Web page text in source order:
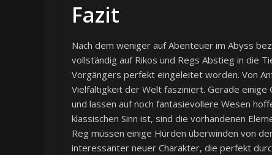
Fazit
Nach dem weniger auf Abenteuer im Abyss
vollständig auf Rikos und Regs Abstieg in die
Vorgängers perfekt eingeleitet worden. Von
Vielfältigkeit der Welt fasziniert. Gerade
und lassen auf noch fantasievollere Wesen
klassischen Sinn ist, sind die vorhandenen
Reg müssen einige Hürden überwinden von
interessanter neuer Charakter, die perfekt